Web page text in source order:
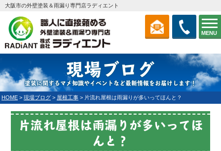
MENU
大阪市の外壁塗装＆雨漏り専門店ラディエント
現場ブログ
塗装に関するマメ知識やイベントなど最新情報をお届けします！
HOME > 現場ブログ > 屋根工事 > 片流れ屋根は雨漏りが多いってほんと？
片流れ屋根は雨漏りが多いってほ
んと？